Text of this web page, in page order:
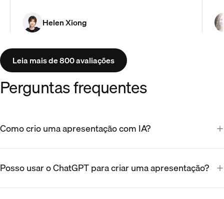
Helen Xiong
Leia mais de 800 avaliações
Perguntas frequentes
Como crio uma apresentação com IA?
Posso usar o ChatGPT para criar uma apresentação?